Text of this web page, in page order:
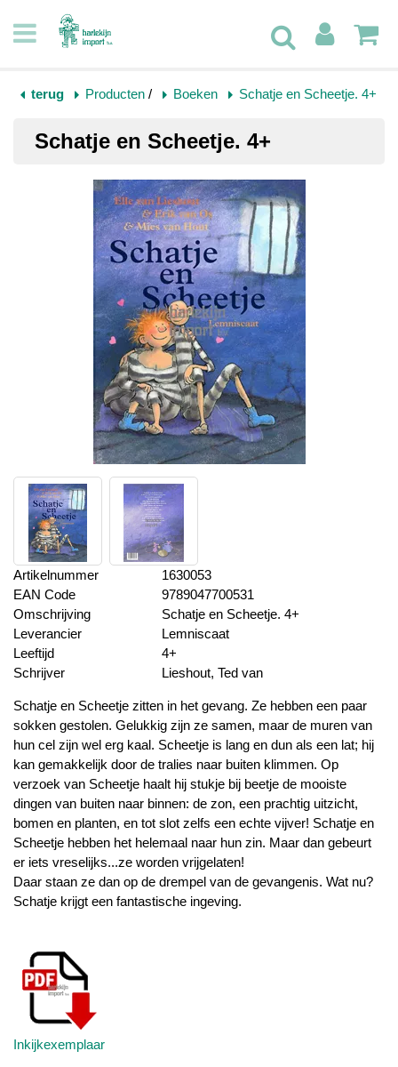
terug Producten / Boeken Schatje en Scheetje. 4+
Schatje en Scheetje. 4+
Artikelnummer
1630053
EAN Code
9789047700531
Omschrijving
Schatje en Scheetje. 4+
Leverancier
Lemniscaat
Leeftijd
4+
Schrijver
Lieshout, Ted van
Schatje en Scheetje zitten in het gevang. Ze hebben een paar
sokken gestolen. Gelukkig zijn ze samen, maar de muren van
hun cel zijn wel erg kaal. Scheetje is lang en dun als een lat; hij
kan gemakkelijk door de tralies naar buiten klimmen. Op
verzoek van Scheetje haalt hij stukje bij beetje de mooiste
dingen van buiten naar binnen: de zon, een prachtig uitzicht,
bomen en planten, en tot slot zelfs een echte vijver! Schatje en
Scheetje hebben het helemaal naar hun zin. Maar dan gebeurt
er iets vreselijks...ze worden vrijgelaten!
Daar staan ze dan op de drempel van de gevangenis. Wat nu?
Schatje krijgt een fantastische ingeving.
Inkijkexemplaar